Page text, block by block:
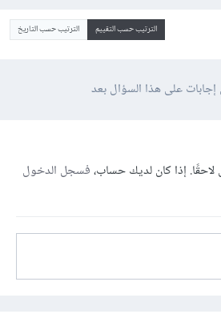
الترتيب حسب التقييم الترتيب حسب التاريخ
على هذا السؤال بعد
إذا كان لديك حساب،فسجل الدخول